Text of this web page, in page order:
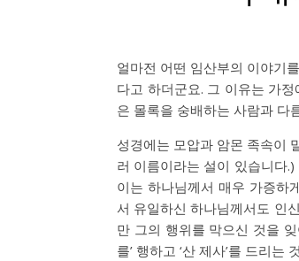
얼마전 어떤 임산부의 이야기
다고 하더군요. 그 이유는 가
은 몰록을 숭배하는 사람과 다
성경에는 모압과 암몬 족속이
러 이름이라는 설이 있습니다
이는 하나님께서 매우 가증하
서 유일하신 하나님께서도 인
만 그의 행위를 막으신 것을
를’ 행하고 ‘산 제사’를 드리는